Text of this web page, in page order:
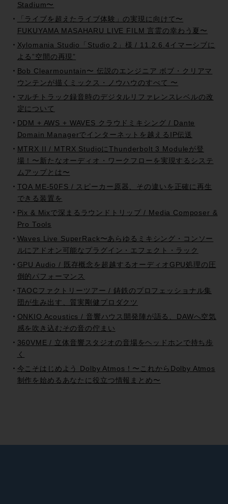
Stadium〜
「ライブを超えたライブ体験」の実現に向けて〜
FUKUYAMA MASAHARU LIVE FILM 言霊の幸わう夏〜
Xylomania Studio「Studio 2」様 / 11.2.6.4イマーシブに
よる”空間の再現”
Bob Clearmountain〜 伝説のエンジニア ボブ・クリアマ
ウンテンが描くミックス・ノウハウのすべて 〜
マルチトラック録音時のデジタルリファレンスレベルの改
定について
DDM + AWS + WAVES クラウドミキシング / Dante
Domain Managerでインターネットを越えるIP伝送
MTRX II / MTRX StudioにThunderbolt 3 Moduleが登
場！〜新たなオーディオ・ワークフローを実現するシステ
ムアップとは〜
TOA ME-50FS / スピーカー原器、その違いを正確に再生
できる装置を
Pix & Mixで深まるラウンドトリップ / Media Composer &
Pro Tools
Waves Live SuperRack〜あらゆるミキシング・コンソー
ルにアドオン可能なプラグイン・エフェクト・ラック
GPU Audio / 既存概念を超越するオーディオGPU処理の圧
倒的パフォーマンス
TAOCファクトリーツアー / 鋳鉄のプロフェッショナル集
団が生み出す、質実剛健プロダクツ
ONKIO Acoustics / 音響ハウス開発陣が語る、DAWへ空気
感を吹き込むその音の佇まい
360VME / 立体音響スタジオの音場をヘッドホンで持ち歩
く
今こそはじめよう Dolby Atmos！〜これからDolby Atmos
制作を始めるあなたに役立つ情報まとめ〜